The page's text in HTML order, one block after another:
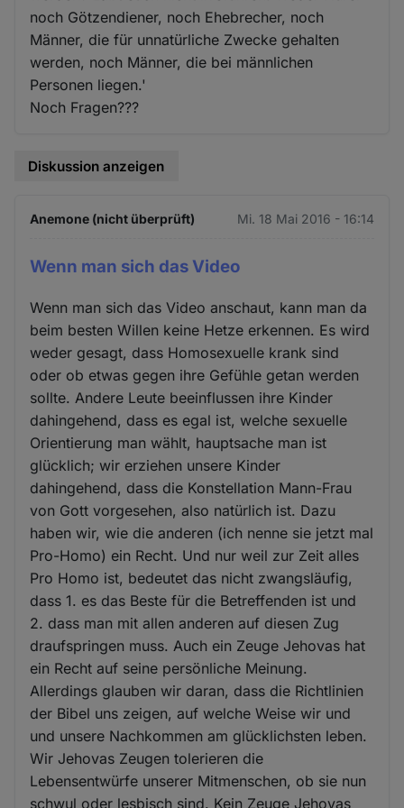
noch Götzendiener, noch Ehebrecher, noch
Männer, die für unnatürliche Zwecke gehalten
werden, noch Männer, die bei männlichen
Personen liegen.'
Noch Fragen???
Diskussion anzeigen
Anemone (nicht überprüft) Mi. 18 Mai 2016 - 16:14
Wenn man sich das Video
Wenn man sich das Video anschaut, kann man da
beim besten Willen keine Hetze erkennen. Es wird
weder gesagt, dass Homosexuelle krank sind
oder ob etwas gegen ihre Gefühle getan werden
sollte. Andere Leute beeinflussen ihre Kinder
dahingehend, dass es egal ist, welche sexuelle
Orientierung man wählt, hauptsache man ist
glücklich; wir erziehen unsere Kinder
dahingehend, dass die Konstellation Mann-Frau
von Gott vorgesehen, also natürlich ist. Dazu
haben wir, wie die anderen (ich nenne sie jetzt mal
Pro-Homo) ein Recht. Und nur weil zur Zeit alles
Pro Homo ist, bedeutet das nicht zwangsläufig,
dass 1. es das Beste für die Betreffenden ist und
2. dass man mit allen anderen auf diesen Zug
draufspringen muss. Auch ein Zeuge Jehovas hat
ein Recht auf seine persönliche Meinung.
Allerdings glauben wir daran, dass die Richtlinien
der Bibel uns zeigen, auf welche Weise wir und
und unsere Nachkommen am glücklichsten leben.
Wir Jehovas Zeugen tolerieren die
Lebensentwürfe unserer Mitmenschen, ob sie nun
schwul oder lesbisch sind. Kein Zeuge Jehovas